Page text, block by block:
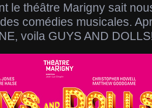
le théâtre Marigny sait
comédies musicales.
voila GUYS AND